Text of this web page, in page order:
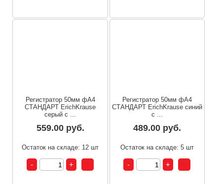
Регистратор 50мм фА4
СТАНДАРТ ErichKrause
серый с ...
559.00 руб.
Остаток на складе: 12 шт
Регистратор 50мм фА4
СТАНДАРТ ErichKrause синий
с ...
489.00 руб.
Остаток на складе: 5 шт